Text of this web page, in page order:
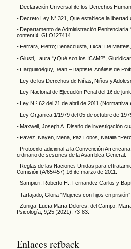
- Declaración Universal de los Derechos
- Decreto Ley N° 321, Que establece la
- Departamento de Administración
contentId=GLO127414
- Ferrara, Pietro; Benacquista, Luca; De
- Giusti, Laura “¿Qué son los ICAM?”,
- Harguindéguy, Jean – Baptiste. Análisis de
- Ley de los Derechos de Niñas, Niños y
- Ley Nacional de Ejecución Penal del 16 de
- Ley N.º 62 del 21 de abril de 2011
- Ley Orgánica 1/1979 del 05 de octubre de
- Maxwell, Joseph A. Diseño de investigación
- Pavez, Nayen, Mena, Paz Lobos, Natalia
- Protocolo adicional a la Convención
ordinario de sesiones de la Asamblea General.
- Reglas de las Naciones Unidas para el
Comisión (A/65/457) 16 de marzo de 2011.
- Sampieri, Roberto H., Fernández Carlos y
- Tartajado, Gloria “Mujeres con hijos en
- Zúñiga, Lucía María Dolores, del Campo,
Psicología, 9,25 (2021): 73-83.
Enlaces refback